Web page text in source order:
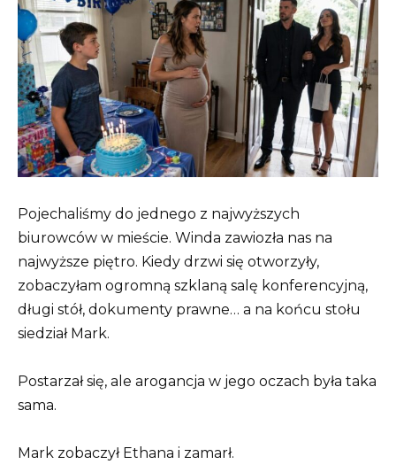
Pojechaliśmy do jednego z najwyższych
biurowców w mieście. Winda zawiozła nas na
najwyższe piętro. Kiedy drzwi się otworzyły,
zobaczyłam ogromną szklaną salę konferencyjną,
długi stół, dokumenty prawne… a na końcu stołu
siedział Mark.
Postarzał się, ale arogancja w jego oczach była taka
sama.
Mark zobaczył Ethana i zamarł.